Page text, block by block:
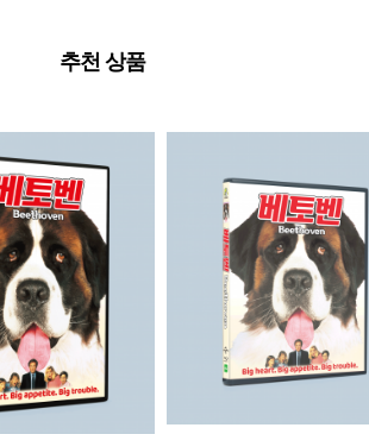
추천 상품